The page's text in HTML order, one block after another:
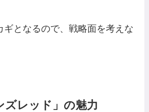
ギとなるので、戦略面を考えな
ズレッド」の魅力